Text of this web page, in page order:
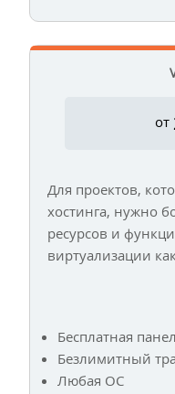
от
Для проектов,
хостинга, нужно
ресурсов и
виртуализации
Бесплатная
Безлимитный
Любая ОС